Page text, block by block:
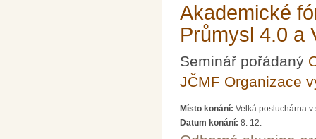
Akademické
Průmysl 4.0 a
Seminář pořádaný
JČMF Organizace
Místo konání: Velká posluchárna v
Datum konání: 8. 12.